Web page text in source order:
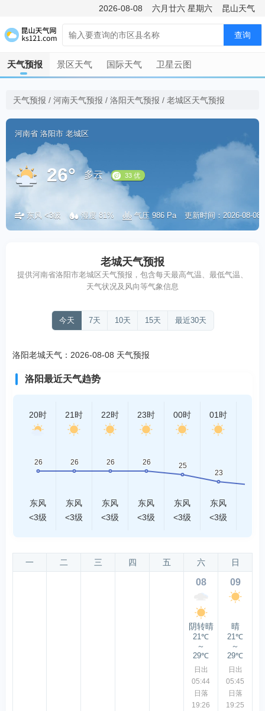
2026-08-08 六月廿六 星期六 昆山天气
查询
天气预报 景区天气 国际天气 卫星云图
天气预报 / 河南天气预报 / 洛阳天气预报 / 老城区天气预报
河南省 洛阳市 老城区
26° 多云
33 优
东风 <3级 湿度 81% 气压 986 Pa 更新时间：2026-08-08
老城天气预报
提供河南省洛阳市老城区天气预报，包含每天最高气温、最低气温、
天气状况及风向等气象信息
今天 7天 10天 15天 最近30天
洛阳老城天气：2026-08-08 天气预报
洛阳最近天气趋势
20时
东风
<3级
21时
东风
<3级
22时
东风
<3级
23时
东风
<3级
00时
东风
<3级
01时
东风
<3级
一 二 三 四 五 六 日
08
阴转晴
21℃
～
29℃
日出
05:44
日落
19:26
09
晴
21℃
～
29℃
日出
05:45
日落
19:25